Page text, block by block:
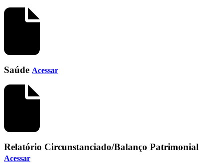
Saúde Acessar
Relatório Circunstanciado/Balanço Patrimonial
Acessar